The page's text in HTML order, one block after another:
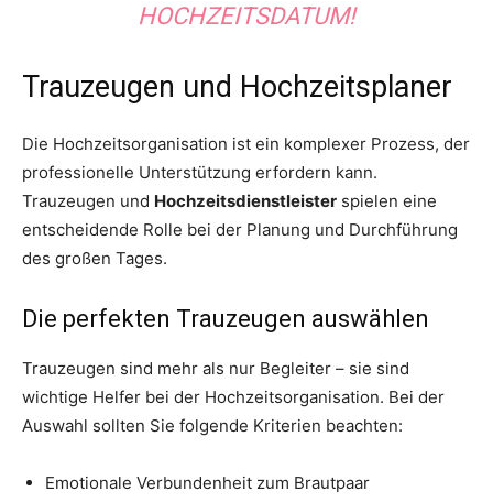
HOCHZEITSDATUM!
Trauzeugen und Hochzeitsplaner
Die Hochzeitsorganisation ist ein komplexer Prozess, der
professionelle Unterstützung erfordern kann.
Trauzeugen und Hochzeitsdienstleister spielen eine
entscheidende Rolle bei der Planung und Durchführung
des großen Tages.
Die perfekten Trauzeugen auswählen
Trauzeugen sind mehr als nur Begleiter – sie sind
wichtige Helfer bei der Hochzeitsorganisation. Bei der
Auswahl sollten Sie folgende Kriterien beachten:
Emotionale Verbundenheit zum Brautpaar